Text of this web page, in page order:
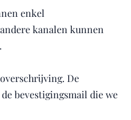
enkel
kanalen kunnen
De
bevestigingsmail die we